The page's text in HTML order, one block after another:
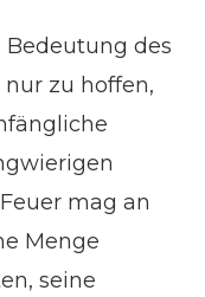
des
zu hoffen,
mag an
Menge
seine